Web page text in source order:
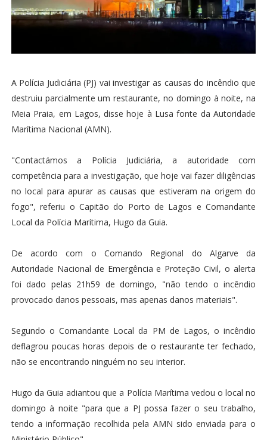
A Polícia Judiciária (PJ) vai investigar as causas do incêndio que
destruiu parcialmente um restaurante, no domingo à noite, na
Meia Praia, em Lagos, disse hoje à Lusa fonte da Autoridade
Marítima Nacional (AMN).
"Contactámos a Polícia Judiciária, a autoridade com
competência para a investigação, que hoje vai fazer diligências
no local para apurar as causas que estiveram na origem do
fogo", referiu o Capitão do Porto de Lagos e Comandante
Local da Polícia Marítima, Hugo da Guia.
De acordo com o Comando Regional do Algarve da
Autoridade Nacional de Emergência e Proteção Civil, o alerta
foi dado pelas 21h59 de domingo, "não tendo o incêndio
provocado danos pessoais, mas apenas danos materiais".
Segundo o Comandante Local da PM de Lagos, o incêndio
deflagrou poucas horas depois de o restaurante ter fechado,
não se encontrando ninguém no seu interior.
Hugo da Guia adiantou que a Polícia Marítima vedou o local no
domingo à noite "para que a PJ possa fazer o seu trabalho,
tendo a informação recolhida pela AMN sido enviada para o